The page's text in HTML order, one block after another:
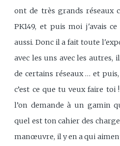
ont de très grands réseaux
PK149, et puis moi j'avais
aussi. Donc il a fait toute
avec les uns avec les autres,
de certains réseaux … et
c’est ce que tu veux faire toi
l’on demande à un gamin
quel est ton cahier des
manœuvre, il y en a qui